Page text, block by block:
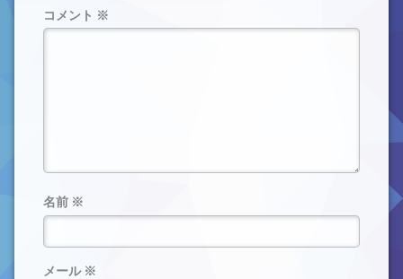
コメント ※
名前 ※
メール ※